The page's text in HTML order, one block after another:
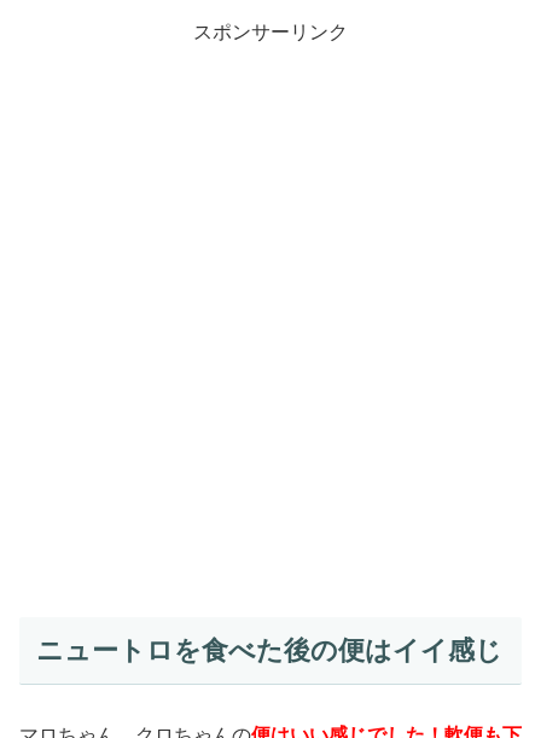
スポンサーリンク
ニュートロを食べた後の便はイイ感じ